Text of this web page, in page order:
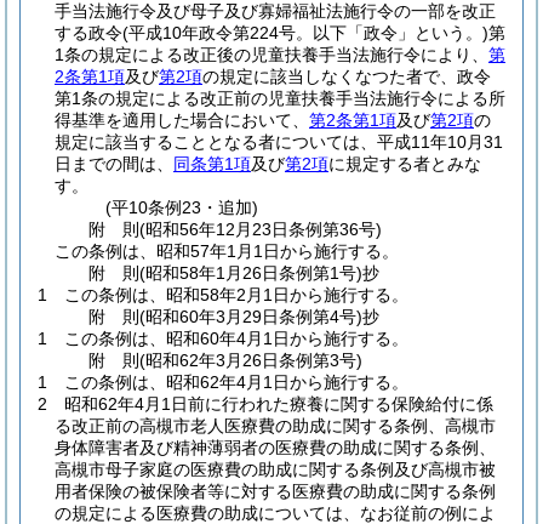
手当法施行令及び母子及び寡婦福祉法施行令の一部を改正
する政令(平成10年政令第224号。以下「政令」という。)第
1条の規定による改正後の児童扶養手当法施行令により、 第
2条第1項及び第2項の規定に該当しなくなつた者で、政令
第1条の規定による改正前の児童扶養手当法施行令による所
得基準を適用した場合において、 第2条第1項及び第2項の
規定に該当することとなる者については、平成11年10月31
日までの間は、 同条第1項及び第2項に規定する者とみな
す。
(平10条例23・追加)
附 則(昭和56年12月23日条例第36号)
この条例は、昭和57年1月1日から施行する。
附 則(昭和58年1月26日条例第1号)抄
1
この条例は、昭和58年2月1日から施行する。
附 則(昭和60年3月29日条例第4号)抄
1
この条例は、昭和60年4月1日から施行する。
附 則(昭和62年3月26日条例第3号)
1
この条例は、昭和62年4月1日から施行する。
2
昭和62年4月1日前に行われた療養に関する保険給付に係
る改正前の高槻市老人医療費の助成に関する条例、高槻市
身体障害者及び精神薄弱者の医療費の助成に関する条例、
高槻市母子家庭の医療費の助成に関する条例及び高槻市被
用者保険の被保険者等に対する医療費の助成に関する条例
の規定による医療費の助成については、なお従前の例によ